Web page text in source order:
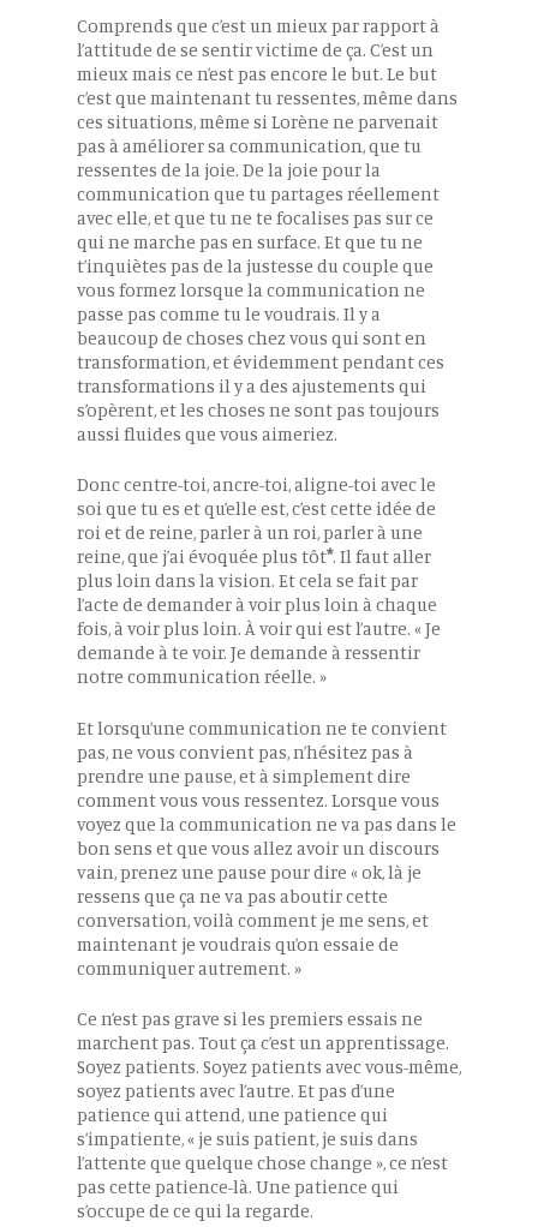
Comprends que c’est un mieux par rapport à
l’attitude de se sentir victime de ça. C’est un
mieux mais ce n’est pas encore le but. Le but
c’est que maintenant tu ressentes, même dans
ces situations, même si Lorène ne parvenait
pas à améliorer sa communication, que tu
ressentes de la joie. De la joie pour la
communication que tu partages réellement
avec elle, et que tu ne te focalises pas sur ce
qui ne marche pas en surface. Et que tu ne
t’inquiètes pas de la justesse du couple que
vous formez lorsque la communication ne
passe pas comme tu le voudrais. Il y a
beaucoup de choses chez vous qui sont en
transformation, et évidemment pendant ces
transformations il y a des ajustements qui
s’opèrent, et les choses ne sont pas toujours
aussi fluides que vous aimeriez.
Donc centre-toi, ancre-toi, aligne-toi avec le
soi que tu es et qu’elle est, c’est cette idée de
roi et de reine, parler à un roi, parler à une
reine, que j’ai évoquée plus tôt*. Il faut aller
plus loin dans la vision. Et cela se fait par
l’acte de demander à voir plus loin à chaque
fois, à voir plus loin. À voir qui est l’autre. « Je
demande à te voir. Je demande à ressentir
notre communication réelle. »
Et lorsqu’une communication ne te convient
pas, ne vous convient pas, n’hésitez pas à
prendre une pause, et à simplement dire
comment vous vous ressentez. Lorsque vous
voyez que la communication ne va pas dans le
bon sens et que vous allez avoir un discours
vain, prenez une pause pour dire « ok, là je
ressens que ça ne va pas aboutir cette
conversation, voilà comment je me sens, et
maintenant je voudrais qu’on essaie de
communiquer autrement. »
Ce n’est pas grave si les premiers essais ne
marchent pas. Tout ça c’est un apprentissage.
Soyez patients. Soyez patients avec vous-même,
soyez patients avec l’autre. Et pas d’une
patience qui attend, une patience qui
s’impatiente, « je suis patient, je suis dans
l’attente que quelque chose change », ce n’est
pas cette patience-là. Une patience qui
s’occupe de ce qui la regarde.